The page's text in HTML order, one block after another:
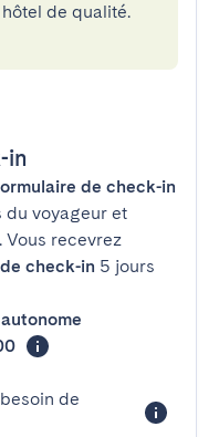
de qualité.
in
de check-in
du voyageur et
Vous recevrez
check-in 5 jours
de